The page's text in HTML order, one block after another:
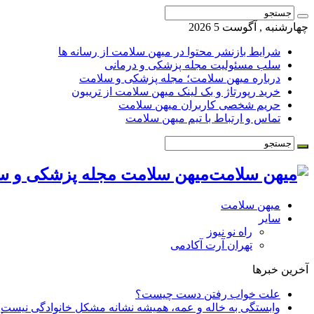
چهارشنبه , آگوست 5 2026
شرایط بازنشر محتوا در میهن سلامت از رسانه ها
سلب مسئولیت مجله پزشکی و درمانی
درباره میهن سلامت؛ مجله پزشکی و سلامت
خرید رپورتاژ و بک لینک میهن سلامت از تریبون
حریم شخصی کاربران میهن سلامت
تماس و ارتباط با تیم میهن سلامت
میهن سلامت مجله پزشکی و
میهن سلامت
سایر
راه نو نیوز
تهران آرت آکادمی
آخرین خبرها
علت خواب رفتن دست چیست؟
وابستگی به خاله و عمه، همیشه نشانه مشکل خانوادگی نیست